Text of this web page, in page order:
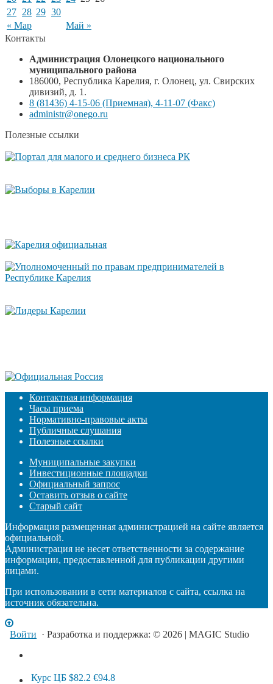
« Мар Май »
27 28 29 30
Контакты
Администрация Олонецкого национального
муниципального района
186000, Республика Карелия, г. Олонец, ул. Свирских
дивизий, д. 1.
8 (81436) 4-15-06 (Приемная), 4-11-07 (Факс)
administr@onego.ru
Полезные ссылки
Контактная информация
Часы приема
Нормативно-правовые акты
Публичные слушания
Полезные ссылки
Муниципальные закупки
Инвестиционные площадки
Официальный запрос
Оставить отзыв о сайте
Старый сайт
Информация размещенная администрацией на сайте является
официальной.
Администрация не несет ответственности за содержание
информации, предоставленной для публикации другими
лицами.
При использовании в сети материалов с сайта, ссылка на
источник обязательна.
Войти · Разработка и поддержка: © 2026 | MAGIC Studio
Курс ЦБ $82.2 €94.8